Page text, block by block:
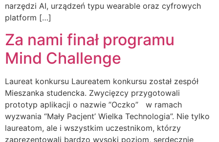
narzędzi AI, urządzeń typu wearable oraz cyfrowych
platform […]
Za nami finał programu
Mind Challenge
Laureat konkursu Laureatem konkursu został zespół
Mieszanka studencka. Zwycięzcy przygotowali
prototyp aplikacji o nazwie ”Oczko” w ramach
wyzwania “Mały Pacjent’ Wielka Technologia”. Nie tylko
laureatom, ale i wszystkim uczestnikom, którzy
zaprezentowali bardzo wysoki poziom, serdecznie